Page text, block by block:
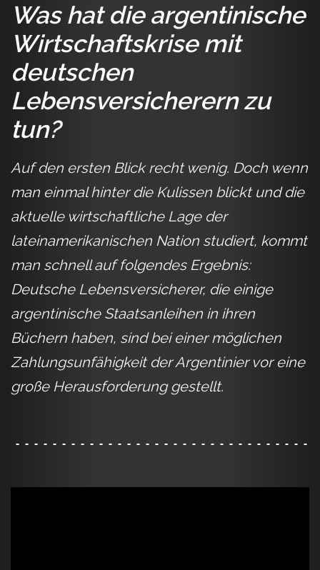
Was hat die argentinische
Wirtschaftskrise mit
deutschen
Lebensversicherern zu
tun?
Auf den ersten Blick recht wenig. Doch wenn
man einmal hinter die Kulissen blickt und die
aktuelle wirtschaftliche Lage der
lateinamerikanischen Nation studiert, kommt
man schnell auf folgendes Ergebnis:
Deutsche Lebensversicherer, die einige
argentinische Staatsanleihen in ihren
Büchern haben, sind bei einer möglichen
Zahlungsunfähigkeit der Argentinier vor eine
große Herausforderung gestellt.